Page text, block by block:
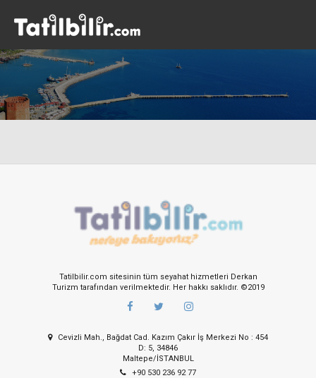
Tatilbilir.com sitesinin tüm seyahat hizmetleri Derkan
Turizm tarafından verilmektedir. Her hakkı saklıdır. ©2019
Cevizli Mah., Bağdat Cad. Kazım Çakır İş Merkezi No : 454
D: 5, 34846
Maltepe/İSTANBUL
+90 530 236 92 77